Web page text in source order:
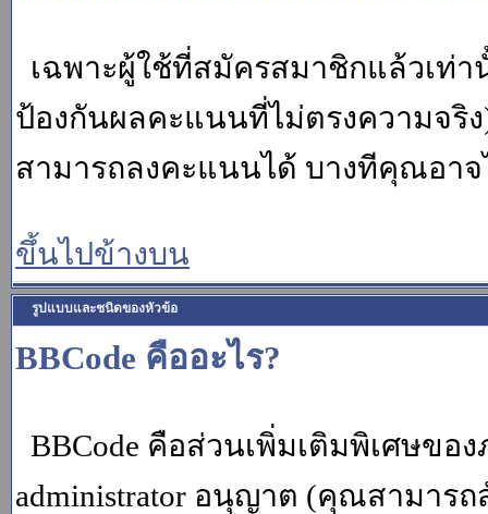
เฉพาะผู้ใช้ที่สมัครสมาชิกแล้วเท่
ป้องกันผลคะแนนที่ไม่ตรงความจ
สามารถลงคะแนนได้ บางทีคุณอา
ขึ้นไปข้างบน
รูปแบบและชนิดของหัวข้อ
BBCode คืออะไร?
BBCode คือส่วนเพิ่มเติมพิเศษขอ
administrator อนุญาต (คุณสามาร